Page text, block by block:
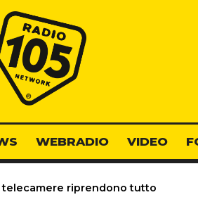
Radio 105
WEBRADIO VIDEO
telecamere riprendono tutto